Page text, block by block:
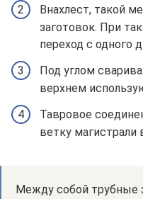
Внахлест, такой
заготовок. При
переход с одного
Под углом
верхнем
Тавровое
ветку
Между собой трубные